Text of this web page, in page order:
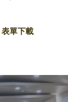
表單下載